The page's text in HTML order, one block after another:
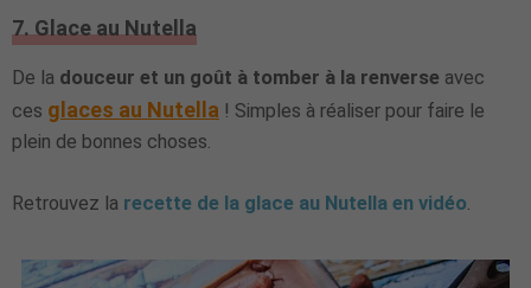
7. Glace au Nutella
De la douceur et un goût à tomber à la renverse avec
ces glaces au Nutella ! Simples à réaliser pour faire le
plein de bonnes choses.
Retrouvez la recette de la glace au Nutella en vidéo